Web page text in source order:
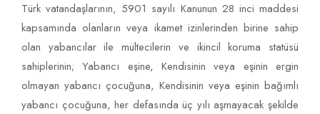
Türk vatandaşlarının, 5901 sayılı Kanunun 28 inci maddesi
kapsamında olanların veya ikamet izinlerinden birine sahip
olan yabancılar ile mültecilerin ve ikincil koruma statüsü
sahiplerinin; Yabancı eşine, Kendisinin veya eşinin ergin
olmayan yabancı çocuğuna, Kendisinin veya eşinin bağımlı
yabancı çocuğuna, her defasında üç yılı aşmayacak şekilde